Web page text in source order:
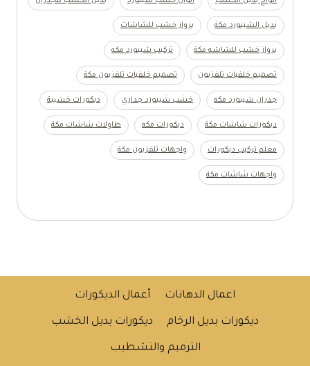
بديل الشيبورد مكة برواز خشب للشاشات
برواز خشب للشاشه مكة تركيب شيبورد مكه
تصميم خلفيات تلفزيون تصميم خلفيات تلفزيون مكة
جدران شيبورد مكه خشب شيبورد جداري ديكورات خشبية
ديكورات شاشات مكة ديكورات مكه طاولات شاشات مكة
معلم تركيب ديكورات واجهات تلفزيون مكة
واجهات شاشات مكة
اعمال الدهانات أعمال الديكورات
ديكورات بديل الرخام ديكورات بديل الخشب
الترميم والتشطيب